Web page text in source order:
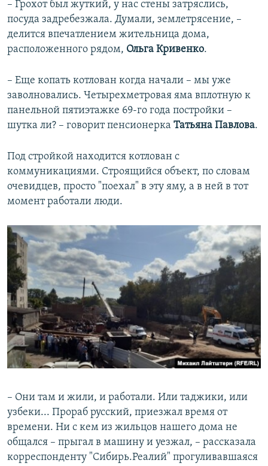
– Грохот был жуткий, у нас стены затряслись,
посуда задребезжала. Думали, землетрясение, –
делится впечатлением жительница дома,
расположенного рядом, Ольга Кривенко.
– Еще копать котлован когда начали – мы уже
заволновались. Четырехметровая яма вплотную к
панельной пятиэтажке 69-го года постройки –
шутка ли? – говорит пенсионерка Татьяна Павлова.
Под стройкой находится котлован с
коммуникациями. Строящийся объект, по словам
очевидцев, просто "поехал" в эту яму, а в ней в тот
момент работали люди.
– Они там и жили, и работали. Или таджики, или
узбеки... Прораб русский, приезжал время от
времени. Ни с кем из жильцов нашего дома не
общался – прыгал в машину и уезжал, – рассказала
корреспонденту "Сибирь.Реалий" прогуливавшаяся